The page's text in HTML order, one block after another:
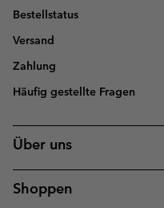
Bestellstatus
Versand
Zahlung
Häufig gestellte Fragen
Über uns
Shoppen